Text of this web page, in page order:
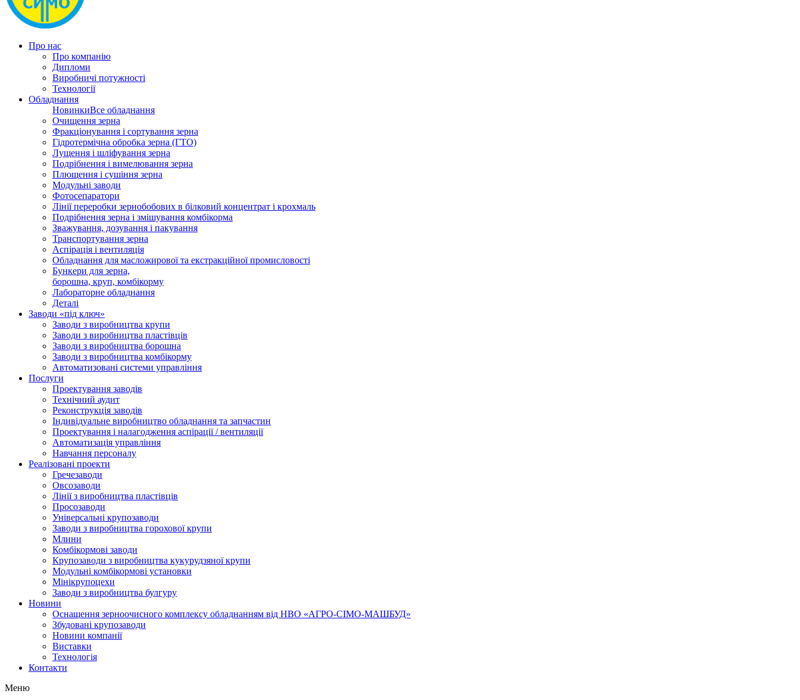
Про нас
Про компанію
Дипломи
Виробничі потужності
Технології
Обладнання
НовинкиВсе обладнання
Очищення зерна
Фракціонування і сортування зерна
Гідротермічна обробка зерна (ГТО)
Лущення і шліфування зерна
Подрібнення і вимелювання зерна
Плющення і сушіння зерна
Модульні заводи
Фотосепаратори
Лінії переробки зернобобових в білковий концентрат і крохмаль
Подрібнення зерна і змішування комбікорма
Зважування, дозування і пакування
Транспортування зерна
Аспірація і вентиляція
Обладнання для масложирової та екстракційної промисловості
Бункери для зерна,
борошна, круп, комбікорму
Лабораторне обладнання
Деталі
Заводи «під ключ»
Заводи з виробництва крупи
Заводи з виробництва пластівців
Заводи з виробництва борошна
Заводи з виробництва комбікорму
Автоматизовані системи управління
Послуги
Проектування заводів
Технічний аудит
Реконструкція заводів
Індивідуальне виробництво обладнання та запчастин
Проектування і налагодження аспірації / вентиляції
Автоматизація управління
Навчання персоналу
Реалізовані проекти
Гречезаводи
Овсозаводи
Лінії з виробництва пластівців
Просозаводи
Універсальні крупозаводи
Заводи з виробництва горохової крупи
Млини
Комбікормові заводи
Крупозаводи з виробництва кукурудзяної крупи
Модульні комбікормові установки
Мінікрупоцехи
Заводи з виробництва булгуру
Новини
Оснащення зерноочисного комплексу обладнанням від НВО «АГРО-СІМО-МАШБУД»
Збудовані крупозаводи
Новини компанії
Виставки
Технологія
Контакти
Меню